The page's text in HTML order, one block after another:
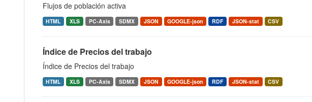
Flujos de población activa
HTML XLS PC-Axis SDMX JSON GOOGLE-json RDF JSON-stat CSV
Índice de Precios del trabajo
Índice de Precios del trabajo
HTML XLS PC-Axis SDMX JSON GOOGLE-json RDF JSON-stat CSV